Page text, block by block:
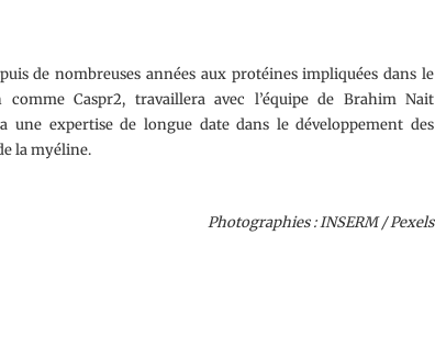
de nombreuses années aux protéines impliquées dans le
Caspr2, travaillera avec l’équipe de Brahim Nait
une expertise de longue date dans le développement des
la myéline.
Photographies : INSERM / Pexels